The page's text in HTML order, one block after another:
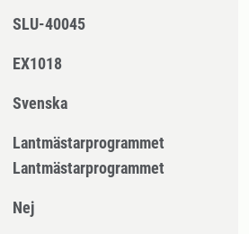
SLU-40045
EX1018
Svenska
Lantmästarprogrammet
Lantmästarprogrammet
Nej